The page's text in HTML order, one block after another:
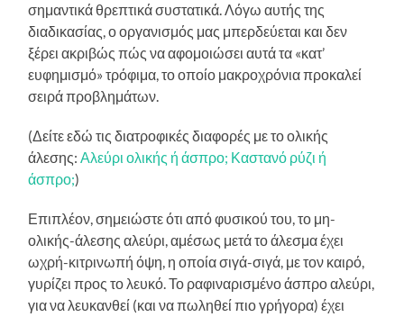
σημαντικά θρεπτικά συστατικά. Λόγω αυτής της
διαδικασίας, ο οργανισμός μας μπερδεύεται και δεν
ξέρει ακριβώς πώς να αφομοιώσει αυτά τα «κατ’
ευφημισμό» τρόφιμα, το οποίο μακροχρόνια προκαλεί
σειρά προβλημάτων.
(Δείτε εδώ τις διατροφικές διαφορές με το ολικής
άλεσης:Αλεύρι ολικής ή άσπρο; Καστανό ρύζι ή
άσπρο;)
Επιπλέον, σημειώστε ότι από φυσικού του, το μη-
ολικής-άλεσης αλεύρι, αμέσως μετά το άλεσμα έχει
ωχρή-κιτρινωπή όψη, η οποία σιγά-σιγά, με τον καιρό,
γυρίζει προς το λευκό. Το ραφιναρισμένο άσπρο αλεύρι,
για να λευκανθεί (και να πωληθεί πιο γρήγορα) έχει